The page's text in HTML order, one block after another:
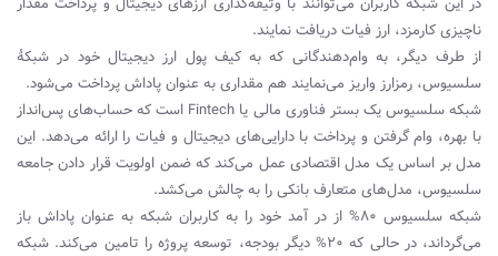
ناچیزی کارمزد، ارز فیات دریافت نمایند.
از طرف دیگر، به وام‌دهندگانی که به کیف پول ارز دیجیتال خود در شبکۀ
سلسیوس، رمزارز واریز می‌نمایند هم مقداری به عنوان پاداش پرداخت می‌شود.
شبکه سلسیوس یک بستر فناوری مالی یا Fintech است که حساب‌های پس‌‌انداز
با بهره، وام گرفتن و پرداخت با دارایی‌های دیجیتال و فیات را ارائه می‌دهد. این
مدل بر اساس یک مدل اقتصادی عمل می‌کند که ضمن اولویت قرار دادن جامعه
سلسیوس، مدل‌های متعارف بانکی را به چالش می‌کشد.
شبکه سلسیوس 80% از در آمد خود را به کاربران شبکه به عنوان پاداش باز
می‌گرداند، در حالی که 20% دیگر بودجه، توسعه پروژه را تامین می‌کند. شبکه